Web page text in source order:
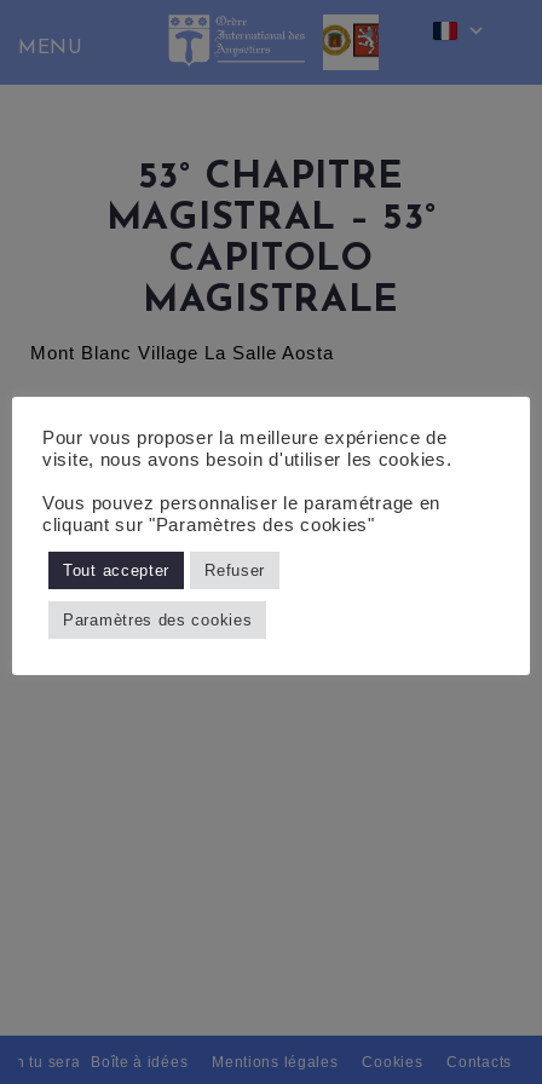
content
53° CHAPITRE
MAGISTRAL – 53°
CAPITOLO
MAGISTRALE
Mont Blanc Village La Salle Aosta
http://www.hotelmontblanc.it/
tu seras, Pour tous avec discernement. // L'amitié tu
Boîte à idées Mentions légales Cookies Contacts
Pour vous proposer la meilleure expérience de
visite, nous avons besoin d'utiliser les cookies.
Vous pouvez personnaliser le paramétrage en
cliquant sur "Paramètres des cookies"
Tout accepter Refuser
Paramètres des cookies